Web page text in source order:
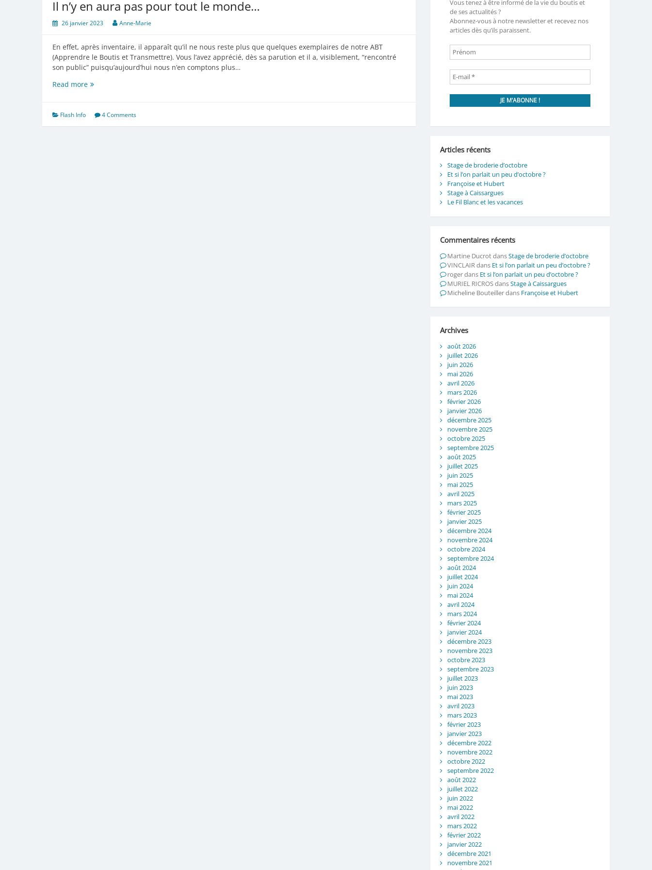
Il n’y en aura pas pour tout le monde…
26 janvier 2023 Anne-Marie
En effet, après inventaire, il apparaît qu’il ne nous reste plus que quelques exemplaires de notre ABT
(Apprendre le Boutis et Transmettre). Vous l’avez apprécié, dès sa parution et il a, visiblement, “rencontré
son public” puisqu’aujourd’hui nous n’en comptons plus…
Read moreIl
aura
pas
Flash Info 4 Comments
Vous tenez à être informé de la vie du boutis et
de ses actualités ?
Abonnez-vous à notre newsletter et recevez nos
articles dès qu’ils paraissent.
Articles récents
Stage de broderie d’octobre
Et si l’on parlait un peu d’octobre ?
Françoise et Hubert
Stage à Caissargues
Le Fil Blanc et les vacances
Commentaires récents
Martine DucrotdansStage de broderie d’octobre
VINCLAIR dans Et si l’on parlait un peu d’octobre ?
rogerdans Et si l’on parlait un peu d’octobre ?
MURIEL RICROSdansStage à Caissargues
Micheline Bouteillerdans Françoise et Hubert
Archives
août 2026
juillet 2026
juin 2026
mai 2026
avril 2026
mars 2026
février 2026
janvier 2026
décembre 2025
novembre 2025
octobre 2025
septembre 2025
août 2025
juillet 2025
juin 2025
mai 2025
avril 2025
mars 2025
février 2025
janvier 2025
décembre 2024
novembre 2024
octobre 2024
septembre 2024
août 2024
juillet 2024
juin 2024
mai 2024
avril 2024
mars 2024
février 2024
janvier 2024
décembre 2023
novembre 2023
octobre 2023
septembre 2023
juillet 2023
juin 2023
mai 2023
avril 2023
mars 2023
février 2023
janvier 2023
décembre 2022
novembre 2022
octobre 2022
septembre 2022
août 2022
juillet 2022
juin 2022
mai 2022
avril 2022
mars 2022
février 2022
janvier 2022
décembre 2021
novembre 2021